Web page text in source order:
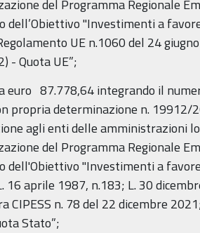
del Programma Regionale
dell’Obiettivo "Investimenti a
UE n.1060 del 24
- Quota UE”;
euro 87.778,64 integrando il
propria determinazione n. 19912/
agli enti delle amministrazioni
del Programma Regionale
dell'Obiettivo "Investimenti a
16 aprile 1987, n.183; L. 30
CIPESS n. 78 del 22 dicembre
Stato”;